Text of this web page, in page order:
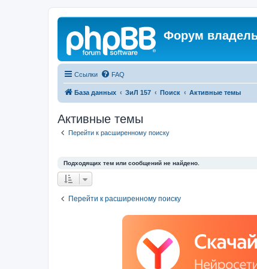
Форум
Ссылки FAQ
База данных ЗиЛ 157 Поиск Активные темы
Активные темы
Перейти к расширенному поиску
Подходящих тем или сообщений не найдено.
Перейти к расширенному поиску